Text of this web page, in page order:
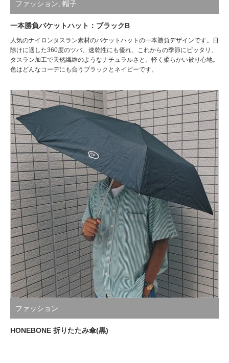
ファッション 帽子
一本勝負バケットハット：ブラックB
人気のナイロンタスラン素材のバケットハットの一本勝負デザインです。日
除けに適した360度のツバ、速乾性にも優れ、これからの季節にピッタリ。
タスラン加工で天然繊維のようなナチュラルさと、軽く柔らかい被り心地。
色はどんなコーデにも合うブラックとネイビーです。
ファッション
HONEBONE 折りたたみ傘(黒)